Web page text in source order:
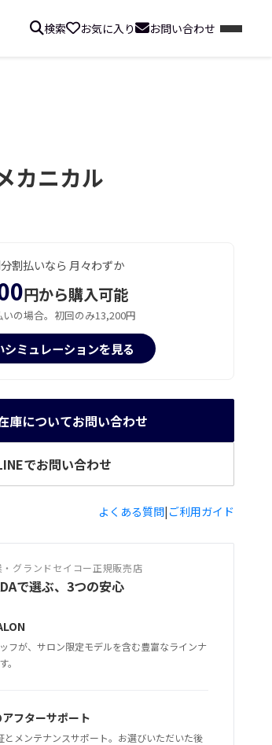
検索 お気に入り お問い合わせ
カニカル
割払いなら 月々わずか
円から購入可能
の場合。初回のみ13,200円
シミュレーションを見る
庫についてお問い合わせ
でお問い合わせ
よくある質問| ご利用ガイド
グランドセイコー正規販売店
で選ぶ、3つの安心
フが、サロン限定モデルを含む豊富なラインナ
。
フターサポート
とメンテナンスサポート。お選びいただいた後